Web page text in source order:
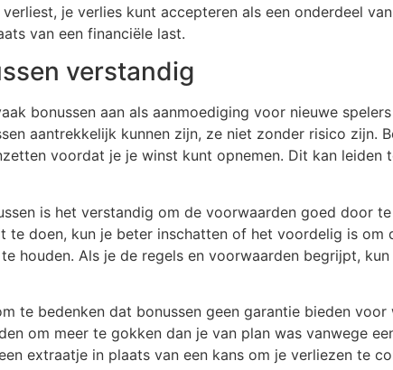
je verlies kunt accepteren als een onderdeel
van een financiële last.
verstandig
bonussen aan als aanmoediging voor nieuwe
aantrekkelijk kunnen zijn, ze niet zonder risico zijn.
voordat je je winst kunt opnemen. Dit kan
is het verstandig om de voorwaarden goed door
te doen, kun je beter inschatten of het voordelig is
houden. Als je de regels en voorwaarden begrijpt,
te bedenken dat bonussen geen garantie bieden
om meer te gokken dan je van plan was vanwege
extraatje in plaats van een kans om je verliezen te